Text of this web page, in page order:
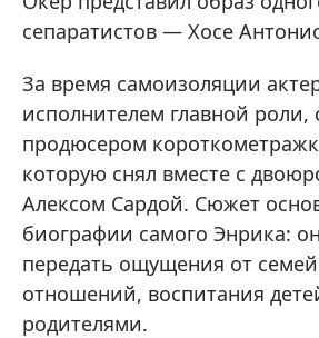
сепаратистов — Хосе
За время самоизоляции
исполнителем главной роли,
продюсером
которую снял вместе с
Алексом Сардой. Сюжет
биографии самого Энрика:
передать ощущения от
отношений, воспитания
родителями.